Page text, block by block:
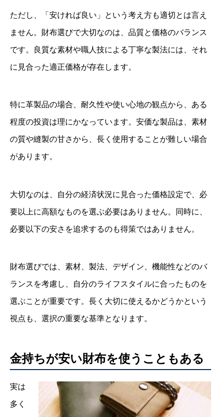
ただし、「安ければ良い」という考え方も適切とは言え
ません。財布選びで大切なのは、品質と価格のバランス
です。良質な素材や職人技による丁寧な製法には、それ
に見合った適正価格が存在します。
特に革製品の場合、耐久性や使い心地の観点から、ある
程度の投資は理にかなっています。安価な製品は、素材
の質や縫製の甘さから、長く使用することが難しい場合
があります。
大切なのは、自分の経済状況に見合った価格設定で、必
要以上に高額なものを選ぶ必要はありません。同時に、
必要以下の安さを追求するのも得策ではありません。
財布選びでは、素材、製法、デザイン、機能性などのバ
ランスを考慮し、自分のライフスタイルに合ったものを
選ぶことが重要です。長く大切に使えるかどうかという
視点も、選択の重要な基準となります。
金持ちが安い財布を使うこともある
実は
多く